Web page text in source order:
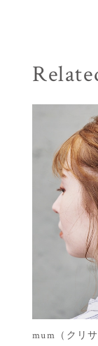
mum（クリ